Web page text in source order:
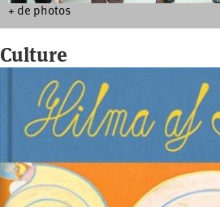
+ de photos
Culture